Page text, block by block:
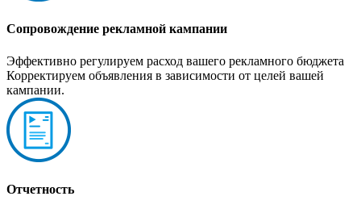
Сопровождение рекламной кампании
Эффективно регулируем расход вашего рекламного бюджета
Корректируем объявления в зависимости от целей вашей
кампании.
Отчетность